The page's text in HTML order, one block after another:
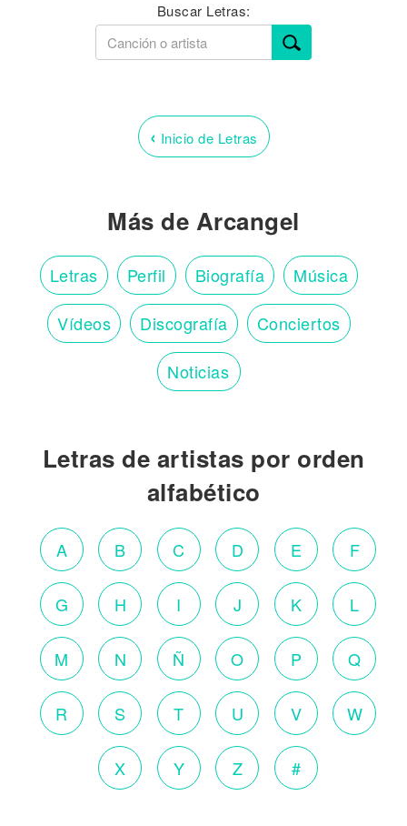
Buscar Letras:
‹ Inicio de Letras
Más de Arcangel
Letras Perfil Biografía Música
Vídeos Discografía Conciertos
Noticias
Letras de artistas por orden
alfabético
A B C D E F
G H I J K L
M N Ñ O P Q
R S T U V W
X Y Z #